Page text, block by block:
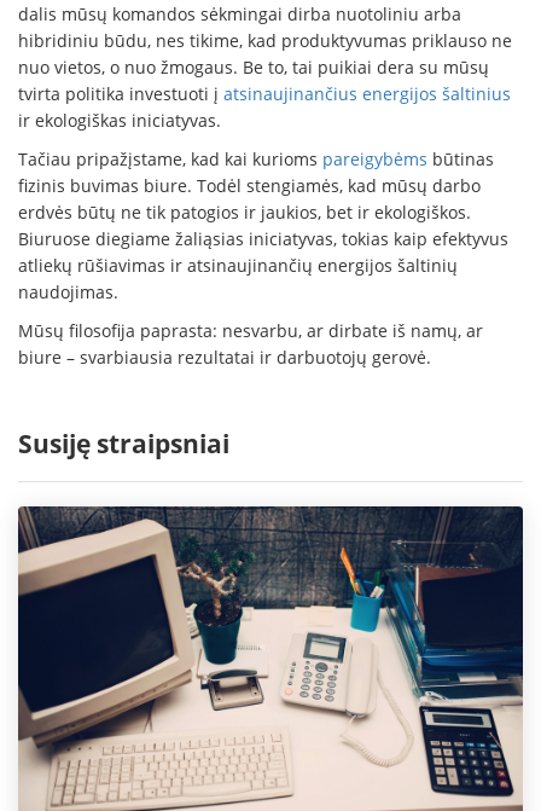
dalis mūsų komandos sėkmingai dirba nuotoliniu arba
hibridiniu būdu, nes tikime, kad produktyvumas priklauso ne
nuo vietos, o nuo žmogaus. Be to, tai puikiai dera su mūsų
tvirta politika investuoti į atsinaujinančius energijos šaltinius
ir ekologiškas iniciatyvas.
Tačiau pripažįstame, kad kai kurioms pareigybėms būtinas
fizinis buvimas biure. Todėl stengiamės, kad mūsų darbo
erdvės būtų ne tik patogios ir jaukios, bet ir ekologiškos.
Biuruose diegiame žaliąsias iniciatyvas, tokias kaip efektyvus
atliekų rūšiavimas ir atsinaujinančių energijos šaltinių
naudojimas.
Mūsų filosofija paprasta: nesvarbu, ar dirbate iš namų, ar
biure – svarbiausia rezultatai ir darbuotojų gerovė.
Susiję straipsniai